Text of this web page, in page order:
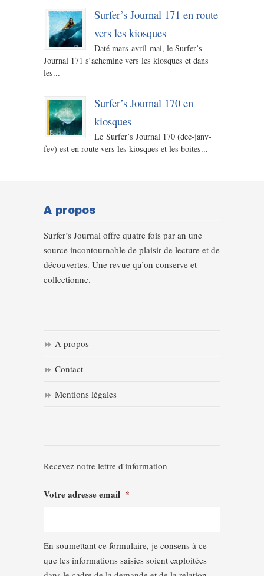
Surfer’s Journal 171 en route
vers les kiosques
Daté mars-avril-mai, le Surfer’s
Journal 171 s’achemine vers les kiosques et dans
les...
Surfer’s Journal 170 en
kiosques
Le Surfer’s Journal 170 (dec-janv-
fev) est en route vers les kiosques et les boites...
A propos
Surfer’s Journal offre quatre fois par an une
source incontournable de plaisir de lecture et de
découvertes. Une revue qu’on conserve et
collectionne.
A propos
Contact
Mentions légales
Recevez notre lettre d'information
Votre adresse email *
En soumettant ce formulaire, je consens à ce
que les informations saisies soient exploitées